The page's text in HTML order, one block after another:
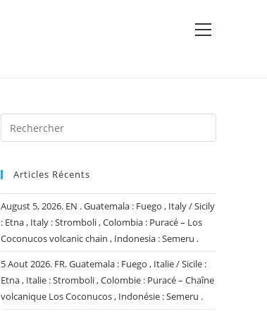
View
Articles Récents
August 5, 2026. EN . Guatemala : Fuego , Italy / Sicily
: Etna , Italy : Stromboli , Colombia : Puracé – Los
Coconucos volcanic chain , Indonesia : Semeru .
5 Aout 2026. FR. Guatemala : Fuego , Italie / Sicile :
Etna , Italie : Stromboli , Colombie : Puracé – Chaîne
volcanique Los Coconucos , Indonésie : Semeru .